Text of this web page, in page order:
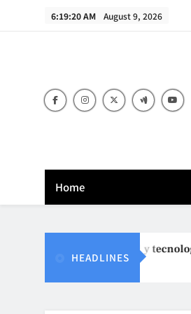
6:19:21 AM August 9, 2026
Home
HEADLINES
de arte ancestral y tecnología